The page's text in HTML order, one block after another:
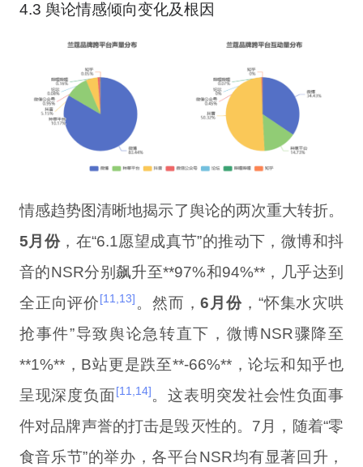
4.3 舆论情感倾向变化及根因
情感趋势图清晰地揭示了舆论的两次重大转折。
5月份，在“6.1愿望成真节”的推动下，微博和抖
音的NSR分别飙升至**97%和94%**，几乎达到
全正向评价[11,13] 。然而，6月份 ，“怀集水灾哄
抢事件”导致舆论急转直下，微博NSR骤降至
**1%**，B站更是跌至**-66%**，论坛和知乎也
呈现深度负面[11,14]。这表明突发社会性负面事
件对品牌声誉的打击是毁灭性的。7月，随着“零
食音乐节”的举办，各平台NSR均有显著回升，